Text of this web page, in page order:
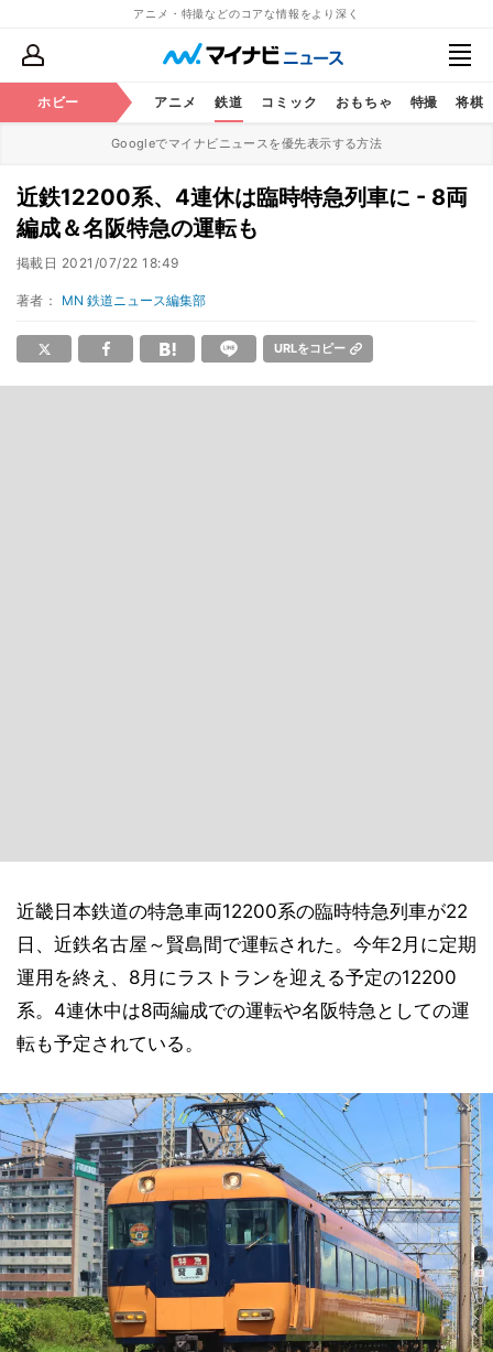
アニメ・特撮などのコアな情報をより深く
ホビー アニメ 鉄道 コミック おもちゃ 特撮 将棋
Googleでマイナビニュースを優先表示する方法
近鉄12200系、4連休は臨時特急列車に - 8両
編成＆名阪特急の運転も
掲載日 2021/07/22 18:49
著者： MN 鉄道ニュース編集部
URLをコピー
近畿日本鉄道の特急車両12200系の臨時特急列車が22
日、近鉄名古屋～賢島間で運転された。今年2月に定期
運用を終え、8月にラストランを迎える予定の12200
系。4連休中は8両編成での運転や名阪特急としての運
転も予定されている。